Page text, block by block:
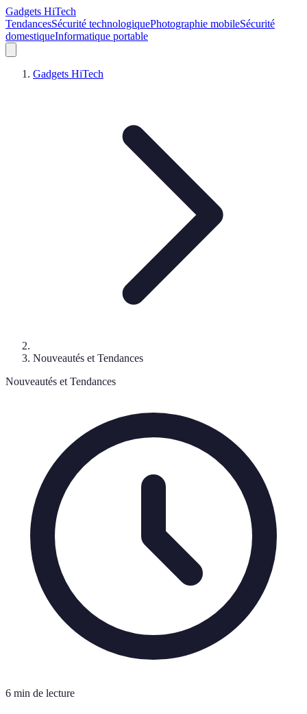
Gadgets HiTech
TendancesSécurité technologiquePhotographie mobileSécurité
domestiqueInformatique portable
Gadgets HiTech
Nouveautés et Tendances
Nouveautés et Tendances
6 min de lecture